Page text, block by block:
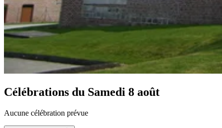
Célébrations du Samedi 8 août
Aucune célébration prévue